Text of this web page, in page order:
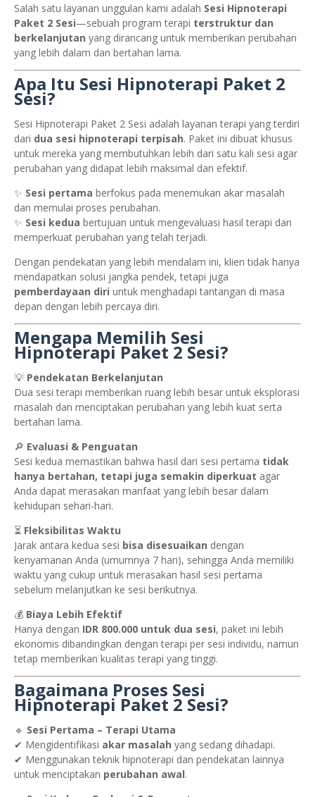
Salah satu layanan unggulan kami adalah Sesi Hipnoterapi
Paket 2 Sesi—sebuah program terapi terstruktur dan
berkelanjutan yang dirancang untuk memberikan perubahan
yang lebih dalam dan bertahan lama.
Apa Itu Sesi Hipnoterapi Paket 2
Sesi?
Sesi Hipnoterapi Paket 2 Sesi adalah layanan terapi yang terdiri
dari dua sesi hipnoterapi terpisah. Paket ini dibuat khusus
untuk mereka yang membutuhkan lebih dari satu kali sesi agar
perubahan yang didapat lebih maksimal dan efektif.
✨ Sesi pertama berfokus pada menemukan akar masalah
dan memulai proses perubahan.
✨ Sesi kedua bertujuan untuk mengevaluasi hasil terapi dan
memperkuat perubahan yang telah terjadi.
Dengan pendekatan yang lebih mendalam ini, klien tidak hanya
mendapatkan solusi jangka pendek, tetapi juga
pemberdayaan diri untuk menghadapi tantangan di masa
depan dengan lebih percaya diri.
Mengapa Memilih Sesi
Hipnoterapi Paket 2 Sesi?
💡 Pendekatan Berkelanjutan
Dua sesi terapi memberikan ruang lebih besar untuk eksplorasi
masalah dan menciptakan perubahan yang lebih kuat serta
bertahan lama.
🔎 Evaluasi & Penguatan
Sesi kedua memastikan bahwa hasil dari sesi pertama tidak
hanya bertahan, tetapi juga semakin diperkuat agar
Anda dapat merasakan manfaat yang lebih besar dalam
kehidupan sehari-hari.
⏳ Fleksibilitas Waktu
Jarak antara kedua sesi bisa disesuaikan dengan
kenyamanan Anda (umumnya 7 hari), sehingga Anda memiliki
waktu yang cukup untuk merasakan hasil sesi pertama
sebelum melanjutkan ke sesi berikutnya.
💰 Biaya Lebih Efektif
Hanya dengan IDR 800.000 untuk dua sesi, paket ini lebih
ekonomis dibandingkan dengan terapi per sesi individu, namun
tetap memberikan kualitas terapi yang tinggi.
Bagaimana Proses Sesi
Hipnoterapi Paket 2 Sesi?
🔹 Sesi Pertama – Terapi Utama
✔ Mengidentifikasi akar masalah yang sedang dihadapi.
✔ Menggunakan teknik hipnoterapi dan pendekatan lainnya
untuk menciptakan perubahan awal.